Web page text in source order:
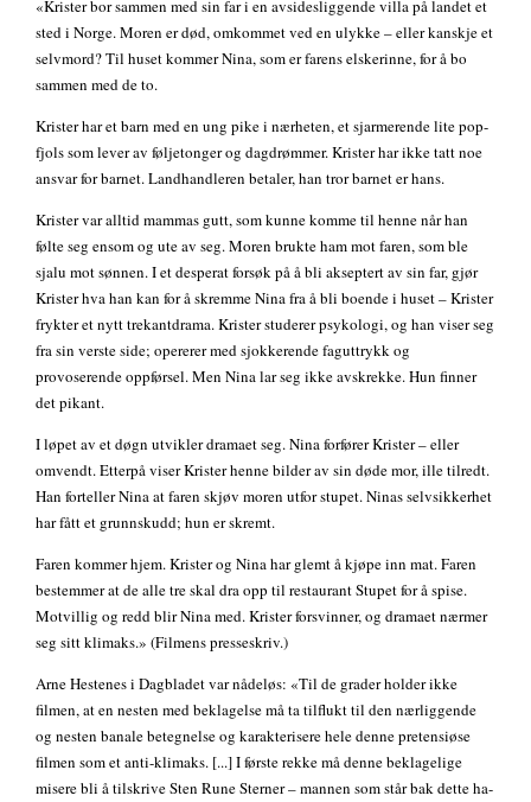
«Krister bor sammen med sin far i en avsidesliggende villa på landet et
sted i Norge. Moren er død, omkommet ved en ulykke – eller kanskje et
selvmord? Til huset kommer Nina, som er farens elskerinne, for å bo
sammen med de to.
Krister har et barn med en ung pike i nærheten, et sjarmerende lite pop-
fjols som lever av føljetonger og dagdrømmer. Krister har ikke tatt noe
ansvar for barnet. Landhandleren betaler, han tror barnet er hans.
Krister var alltid mammas gutt, som kunne komme til henne når han
følte seg ensom og ute av seg. Moren brukte ham mot faren, som ble
sjalu mot sønnen. I et desperat forsøk på å bli akseptert av sin far, gjør
Krister hva han kan for å skremme Nina fra å bli boende i huset – Krister
frykter et nytt trekantdrama. Krister studerer psykologi, og han viser seg
fra sin verste side; opererer med sjokkerende faguttrykk og
provoserende oppførsel. Men Nina lar seg ikke avskrekke. Hun finner
det pikant.
I løpet av et døgn utvikler dramaet seg. Nina forfører Krister – eller
omvendt. Etterpå viser Krister henne bilder av sin døde mor, ille tilredt.
Han forteller Nina at faren skjøv moren utfor stupet. Ninas selvsikkerhet
har fått et grunnskudd; hun er skremt.
Faren kommer hjem. Krister og Nina har glemt å kjøpe inn mat. Faren
bestemmer at de alle tre skal dra opp til restaurant Stupet for å spise.
Motvillig og redd blir Nina med. Krister forsvinner, og dramaet nærmer
seg sitt klimaks.» (Filmens presseskriv.)
Arne Hestenes i Dagbladet var nådeløs: «Til de grader holder ikke
filmen, at en nesten med beklagelse må ta tilflukt til den nærliggende
og nesten banale betegnelse og karakterisere hele denne pretensiøse
filmen som et anti-klimaks. [...] I første rekke må denne beklagelige
misere bli å tilskrive Sten Rune Sterner – mannen som står bak dette ha-